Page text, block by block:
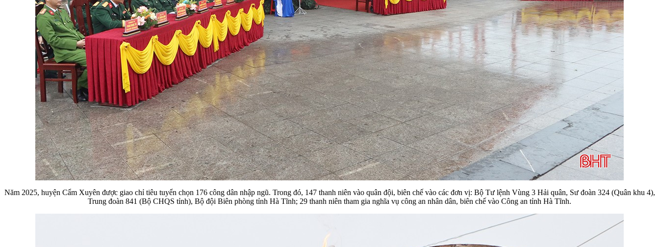
Năm 2025, huyện Cẩm Xuyên được giao chỉ tiêu tuyển chọn 176 công dân nhập ngũ. Trong đó, 147 thanh niên vào quân đội, biên chế vào các đơn vị: Bộ Tư lệnh Vùng 3 Hải quân, Sư đoàn 324 (Quân khu 4),
Trung đoàn 841 (Bộ CHQS tỉnh), Bộ đội Biên phòng tỉnh Hà Tĩnh; 29 thanh niên tham gia nghĩa vụ công an nhân dân, biên chế vào Công an tỉnh Hà Tĩnh.